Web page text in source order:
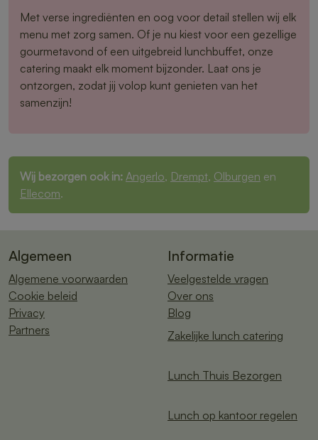
Met verse ingrediënten en oog voor detail stellen wij elk
menu met zorg samen. Of je nu kiest voor een gezellige
gourmetavond of een uitgebreid lunchbuffet, onze
catering maakt elk moment bijzonder. Laat ons je
ontzorgen, zodat jij volop kunt genieten van het
samenzijn!
Wij bezorgen ook in: Angerlo, Drempt, Olburgen en
Ellecom.
Algemeen
Algemene voorwaarden
Cookie beleid
Privacy
Partners
Informatie
Veelgestelde vragen
Over ons
Blog
Zakelijke lunch catering
Lunch Thuis Bezorgen
Lunch op kantoor regelen